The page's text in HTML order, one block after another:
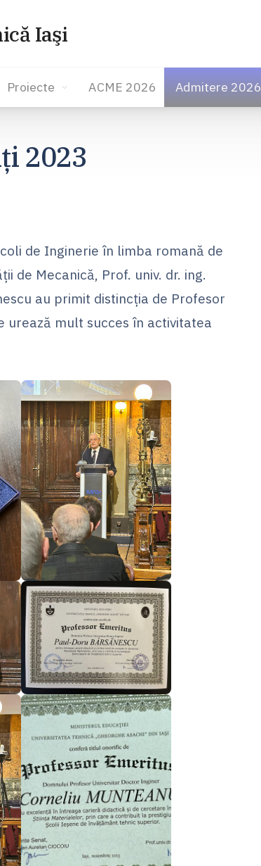
Iaşi
Proiecte ACME 2026 Admitere 2026
2023
de Inginerie în limba romană de
de Mecanică, Prof. univ. dr. ing.
au primit distincția de Profesor
urează mult succes în activitatea